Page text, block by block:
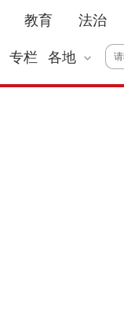
教育 法治
专栏 各地